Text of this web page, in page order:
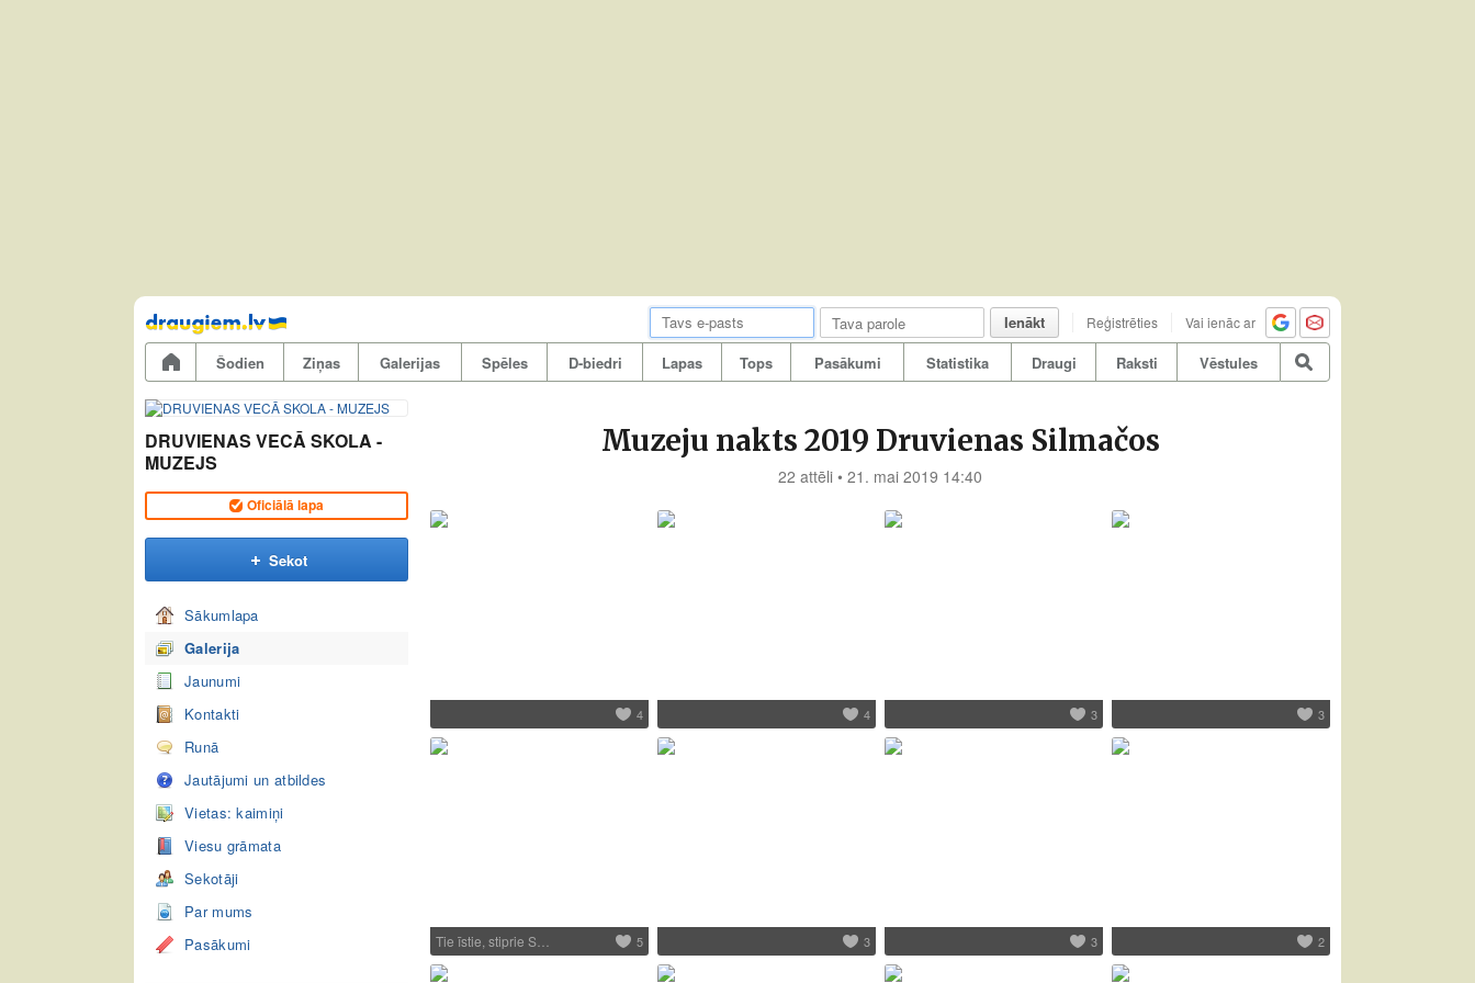
Pāriet
uz
saturu
Ienākt Reģistrēties Vai ienāc ar
Šodien Ziņas Galerijas Spēles D-biedri Lapas Tops Pasākumi Statistika Draugi Raksti Vēstules
DRUVIENAS VECĀ SKOLA -
MUZEJS
Oficiālā lapa
Sekot
Sākumlapa
Galerija
Jaunumi
Kontakti
Runā
Jautājumi un atbildes
Vietas: kaimiņi
Viesu grāmata
Sekotāji
Par mums
Pasākumi
Muzeju nakts 2019 Druvienas Silmačos
22 attēli • 21. mai 2019 14:40
4 4 3 3
Tie īstie, stiprie S… 5 3 3 2